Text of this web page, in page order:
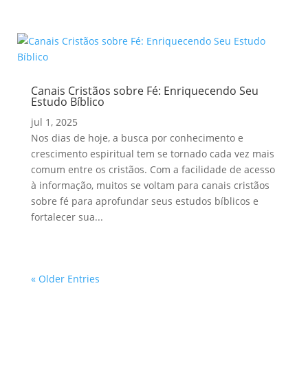
Canais Cristãos sobre Fé: Enriquecendo Seu
Estudo Bíblico
jul 1, 2025
Nos dias de hoje, a busca por conhecimento e
crescimento espiritual tem se tornado cada vez mais
comum entre os cristãos. Com a facilidade de acesso
à informação, muitos se voltam para canais cristãos
sobre fé para aprofundar seus estudos bíblicos e
fortalecer sua...
« Older Entries